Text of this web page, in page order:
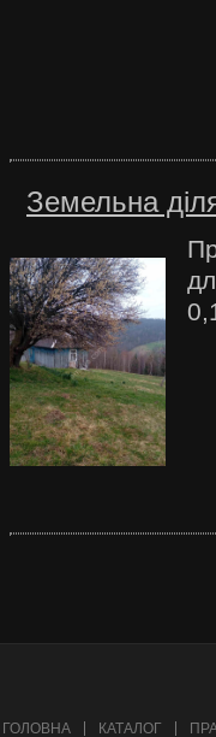
Земельна
ГОЛОВНА КАТАЛОГ